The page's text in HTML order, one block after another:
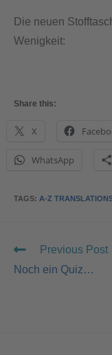
Die neuen
Wenigkeit:
Share this:
X
WhatsApp
TAGS: A-Z
Previous Post
Noch ein Quiz…